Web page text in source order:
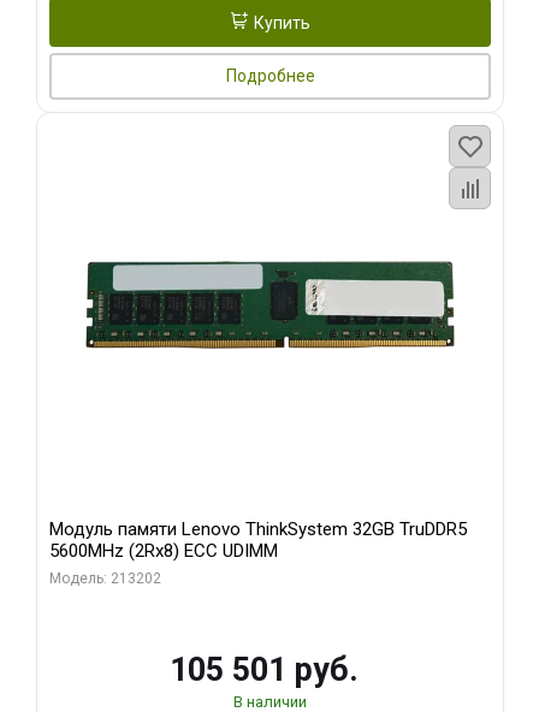
Купить
Подробнее
Модуль памяти Lenovo ThinkSystem 32GB TruDDR5
5600MHz (2Rx8) ECC UDIMM
Модель: 213202
105 501 руб.
В наличии